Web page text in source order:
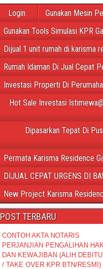
Login
Gunakan Mesin
Gunakan Tools Simulasi KPR
Dijual 1 unit rumah di karisma
Rumah Idaman Di Jual Cepat
Investasi Properti Di
Hot Sale Investasi
Dipasarkan Tepat Di
Permata Karisma Residence
DIJUAL CEPAT URGENS DI
New Project Karisma
POST TERBARU
CONTOH AKTA NOTARIS
PERJANJIAN PENGALIHAN
DAN KEWAJIBAN (ALIH
/ TAKE OVER KPR BTN/RESMI)